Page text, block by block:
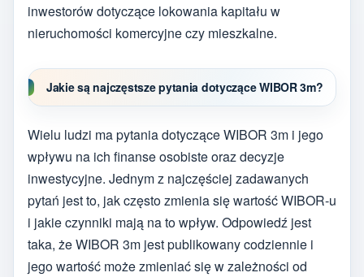
inwestorów dotyczące lokowania kapitału w
nieruchomości komercyjne czy mieszkalne.
Jakie są najczęstsze pytania dotyczące WIBOR 3m?
Wielu ludzi ma pytania dotyczące WIBOR 3m i jego
wpływu na ich finanse osobiste oraz decyzje
inwestycyjne. Jednym z najczęściej zadawanych
pytań jest to, jak często zmienia się wartość WIBOR-u
i jakie czynniki mają na to wpływ. Odpowiedź jest
taka, że WIBOR 3m jest publikowany codziennie i
jego wartość może zmieniać się w zależności od